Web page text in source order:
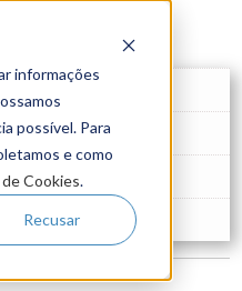
informações
possível. Para
e como
Cookies.
Recusar